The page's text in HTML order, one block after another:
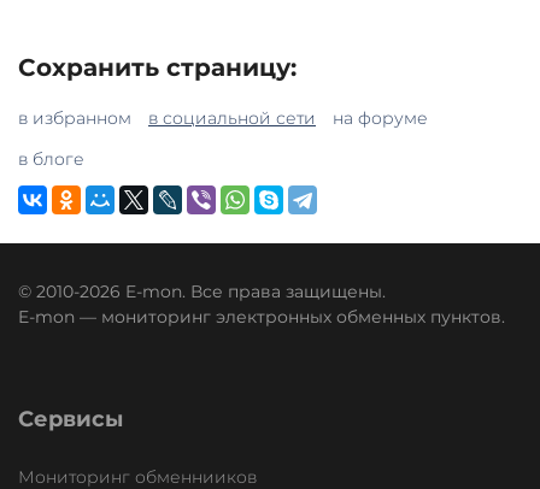
Сохранить страницу:
в избранном в социальной сети
на форуме
в блоге
© 2010-2026 E-mon. Все права защищены.
E-mon — мониторинг электронных обменных пунктов.
Сервисы
Мониторинг обменнииков